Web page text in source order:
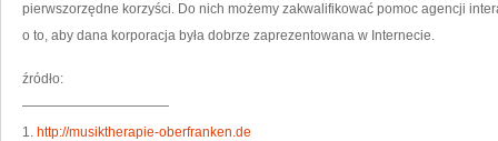
pierwszorzędne korzyści. Do nich możemy zakwalifikować pomoc agencji
o to, aby dana korporacja była dobrze zaprezentowana w Internecie.
źródło:
———————————
1. http://musiktherapie-oberfranken.de